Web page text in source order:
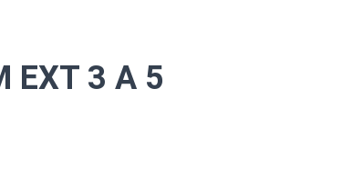
EXT 3 A 5